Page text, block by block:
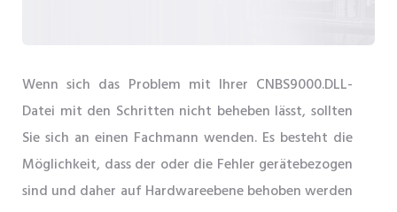
Wenn sich das Problem mit Ihrer CNBS9000.DLL-
Datei mit den Schritten nicht beheben lässt, sollten
Sie sich an einen Fachmann wenden. Es besteht die
Möglichkeit, dass der oder die Fehler gerätebezogen
sind und daher auf Hardwareebene behoben werden